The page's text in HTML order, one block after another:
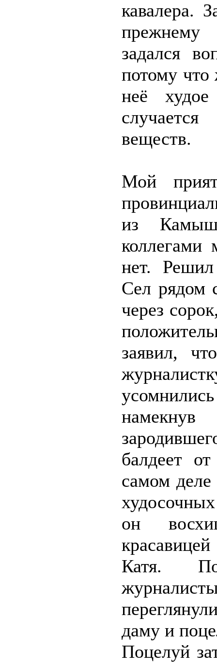
кавалера.
прежнему
задался
потому
неё
веществ.
Мой
из
нет. Решил
Сел рядом
через
заявил,
балдеет
самом
он
Катя.
даму и
Поцелуй